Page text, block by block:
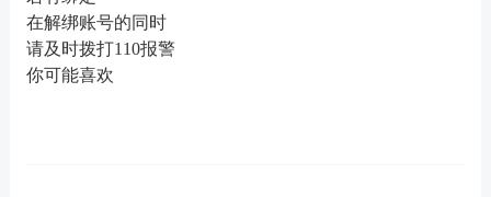
在解绑账号的同时
请及时拨打110报警
你可能喜欢